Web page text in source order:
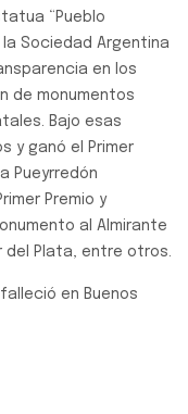
“Pueblo
la Sociedad Argentina
en los
de monumentos
Bajo esas
y ganó el Primer
Pueyrredón
Premio y
al Almirante
del Plata, entre otros.
en Buenos